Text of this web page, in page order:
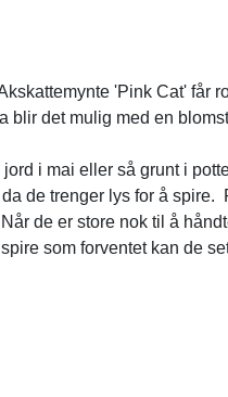
'Pink Cat'
det mulig med en
i mai eller så grunt i
de trenger lys for å
de er store nok til å
som forventet kan de